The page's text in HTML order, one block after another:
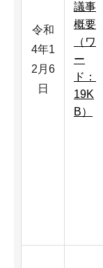
令和
4年1
2月6
日
議事
概要
（ワ
ー
ド：
19K
B）